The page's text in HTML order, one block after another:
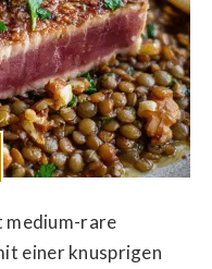
medium-rare
einer knusprigen